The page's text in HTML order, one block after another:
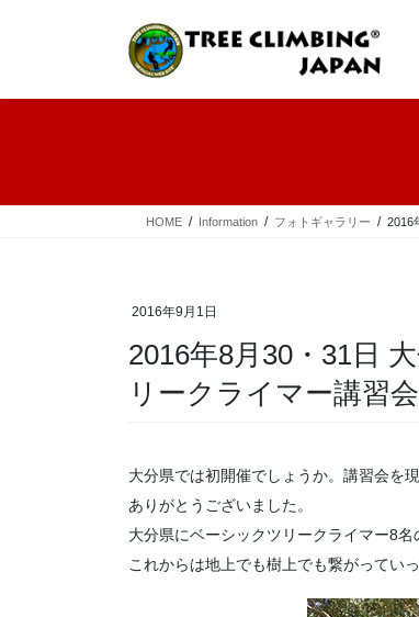
ツ
シ
HOME Information フォトギャラリー 2016
2016年9月1日
2016年8月30・31日
リークライマー講習会
大分県では初開催でしょうか。講習会を
ありがとうございました。
大分県にベーシックツリークライマー8名
これからは地上でも樹上でも繋がってい